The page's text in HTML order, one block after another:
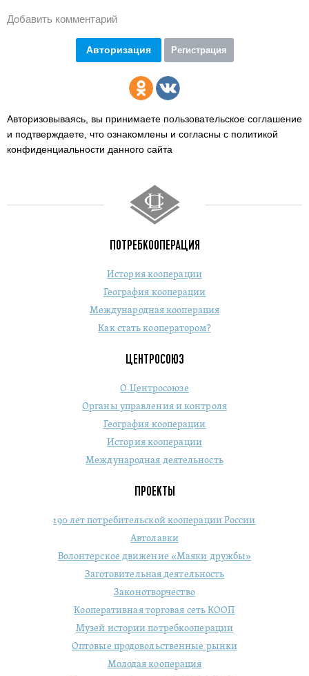
Добавить комментарий
Авторизация Регистрация
Авторизовываясь, вы принимаете пользовательское соглашение
и подтверждаете, что ознакомлены и согласны с политикой
конфиденциальности данного сайта
ПОТРЕБКООПЕРАЦИЯ
История кооперации
География кооперации
Международная кооперация
Как стать кооператором?
ЦЕНТРОСОЮЗ
О Центросоюзе
Органы управления и контроля
География кооперации
История кооперации
Международная деятельность
ПРОЕКТЫ
190 лет потребительской кооперации России
Автолавки
Волонтерское движение «Маяки дружбы»
Заготовительная деятельность
Законотворчество
Кооперативная торговая сеть КООП
Музей истории потребкооперации
Оптовые продовольственные рынки
Молодая кооперация